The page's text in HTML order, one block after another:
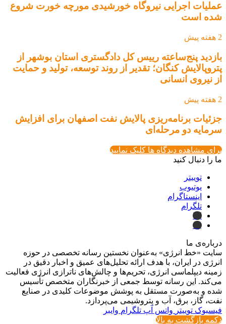
عملیات اجرایی نیروگاه خورشیدی مورچه خورت شروع
شده است
2 هفته پیش
بازدید پنج‌ساعته رییس کل دادگستری استان بوشهر از
پتروپالایش کنگان؛ تقدیر از روند توسعه، تولید و حمایت
از نیروی انسانی
2 هفته پیش
جزئیات برنامه‌ریزی پالایش نفت اصفهان برای افزایش
سرمایه دو مرحله‌ای
برای مشاهده دیدگاه ها کلیک نمایید
ما را دنبال کنید
توییتر
یوتیوب
اینستاگرام
تلگرام
ایتا
بله
درباره‌ی ما
سایت «خط انرژی» به‌عنوان نخستین رسانه تخصصی در حوزه
انرژی در ایران، با هدف ارائه تحلیل‌های عمیق و اخبار دقیق در
زمینه دیپلماسی انرژی، تحریم‌ها و چالش‌های ناترازی انرژی فعالیت
می‌کند. این رسانه توسط جمعی از خبرنگاران متخصص تأسیس
شده و به‌صورت مستقل به پوشش موضوعات کلیدی در صنایع
نفت، گاز، برق، آب و پتروشیمی می‌پردازد.
فیسبوک توییتر واتس آپ تلگرام وایبر
دکمه بازگشت به بالا